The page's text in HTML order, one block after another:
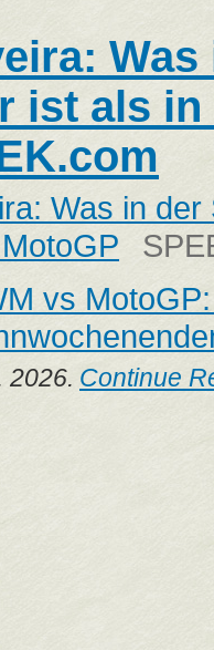
ist als in
Was in
vs
2026. Continue